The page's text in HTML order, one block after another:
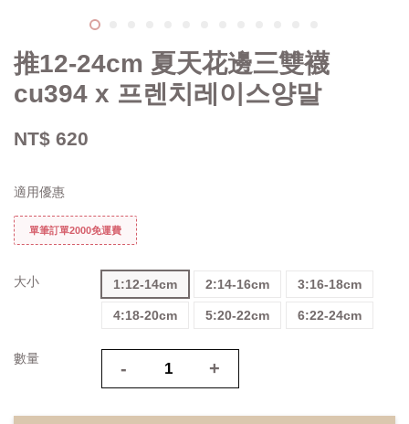
推12-24cm 夏天花邊三雙襪
cu394 x 프렌치레이스양말
NT$ 620
適用優惠
單筆訂單2000免運費
大小 1:12-14cm 2:14-16cm 3:16-18cm
4:18-20cm 5:20-22cm 6:22-24cm
數量 - +